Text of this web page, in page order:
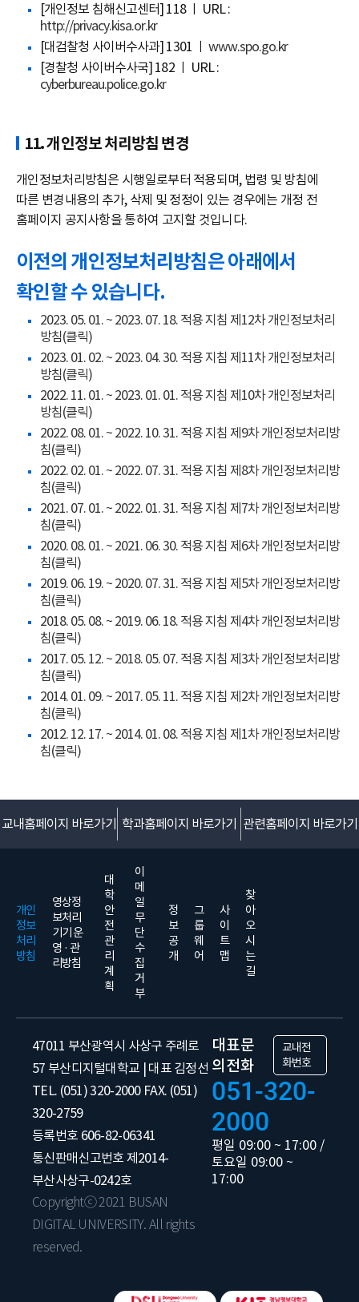
[개인정보 침해신고센터] 118 ㅣ URL :
http://privacy.kisa.or.kr
[대검찰청 사이버수사과] 1301 ㅣwww.spo.go.kr
[경찰청 사이버수사국] 182 ㅣ URL :
cyberbureau.police.go.kr
11. 개인정보 처리방침 변경
개인정보처리방침은 시행일로부터 적용되며, 법령 및 방침에
따른 변경내용의 추가, 삭제 및 정정이 있는 경우에는 개정 전
홈페이지 공지사항을 통하여 고지할 것입니다.
이전의 개인정보처리방침은 아래에서
확인할 수 있습니다.
2023. 05. 01. ~ 2023. 07. 18. 적용 지침 제12차 개인정보처리
방침(클릭)
2023. 01. 02. ~ 2023. 04. 30. 적용 지침 제11차 개인정보처리
방침(클릭)
2022. 11. 01. ~ 2023. 01. 01. 적용 지침 제10차 개인정보처리
방침(클릭)
2022. 08. 01. ~ 2022. 10. 31. 적용 지침 제9차 개인정보처리방
침(클릭)
2022. 02. 01. ~ 2022. 07. 31. 적용 지침 제8차 개인정보처리방
침(클릭)
2021. 07. 01. ~ 2022. 01. 31. 적용 지침 제7차 개인정보처리방
침(클릭)
2020. 08. 01. ~ 2021. 06. 30. 적용 지침 제6차 개인정보처리방
침(클릭)
2019. 06. 19. ~ 2020. 07. 31. 적용 지침 제5차 개인정보처리방
침(클릭)
2018. 05. 08. ~ 2019. 06. 18. 적용 지침 제4차 개인정보처리방
침(클릭)
2017. 05. 12. ~ 2018. 05. 07. 적용 지침 제3차 개인정보처리방
침(클릭)
2014. 01. 09. ~ 2017. 05. 11. 적용 지침 제2차 개인정보처리방
침(클릭)
2012. 12. 17. ~ 2014. 01. 08. 적용 지침 제1차 개인정보처리방
침(클릭)
교내홈페이지 바로가기 학과홈페이지 바로가기 관련홈페이지 바로가기
개인
정보
처리
방침
영상정
보처리
기기 운
영 · 관
리방침
대
학
안
전
관
리
계
획
이
메
일
무
단
수
집
거
부
정
보
공
개
그
룹
웨
어
사
이
트
맵
찾
아
오
시
는
길
47011 부산광역시 사상구 주례로
57 부산디지털대학교 | 대표 김정선
TEL. (051) 320-2000 FAX. (051)
320-2759
등록번호 606-82-06341
통신판매신고번호 제2014-
부산사상구-0242호
Copyrightⓒ 2021 BUSAN
DIGITAL UNIVERSITY. All rights
reserved.
대표문
의전화
교내전
화번호
051-320-
2000
평일 09:00 ~ 17:00 /
토요일 09:00 ~
17:00